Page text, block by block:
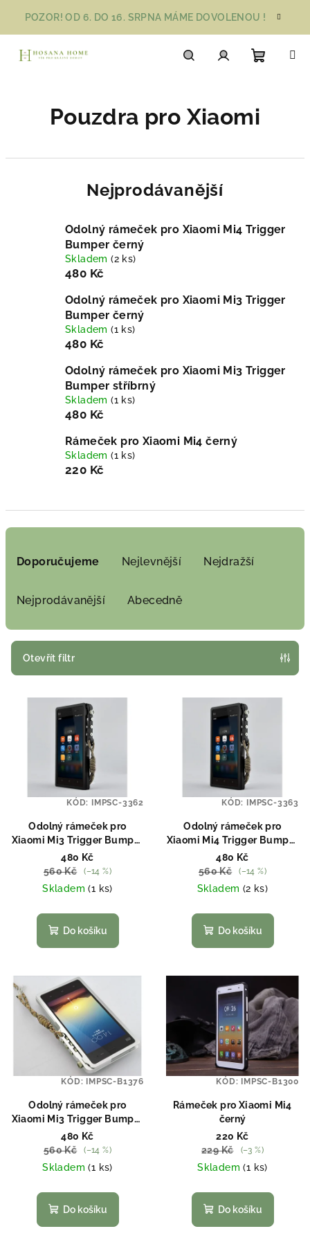
obsah
POZOR! OD 6. DO 16. SRPNA MÁME DOVOLENOU !
košík
Pouzdra pro Xiaomi
Nejprodávanější
Odolný rámeček pro Xiaomi Mi4 Trigger
Bumper černý
Skladem(2 ks)
480 Kč
Odolný rámeček pro Xiaomi Mi3 Trigger
Bumper černý
Skladem(1 ks)
480 Kč
Odolný rámeček pro Xiaomi Mi3 Trigger
Bumper stříbrný
Skladem(1 ks)
480 Kč
Rámeček pro Xiaomi Mi4 černý
Skladem(1 ks)
220 Kč
r
Doporučujeme Nejlevnější Nejdražší
Nejprodávanější Abecedně
Otevřít filtr
o
d
Odolný rámeček pro
Xiaomi Mi3 Trigger Bumper
černý
480 Kč
560 Kč
(–14 %)
Skladem(1 ks)
Do košíku
KÓD: IMPSC-3362
Odolný rámeček pro
Xiaomi Mi4 Trigger Bumper
černý
480 Kč
560 Kč
(–14 %)
Skladem (2 ks)
Do košíku
KÓD: IMPSC-3363
Odolný rámeček pro
Xiaomi Mi3 Trigger Bumper
stříbrný
480 Kč
560 Kč
(–14 %)
Skladem(1 ks)
Do košíku
KÓD: IMPSC-B1376
Rámeček pro Xiaomi Mi4
černý
220 Kč
229 Kč
(–3 %)
Skladem(1 ks)
Do košíku
KÓD: IMPSC-B1300